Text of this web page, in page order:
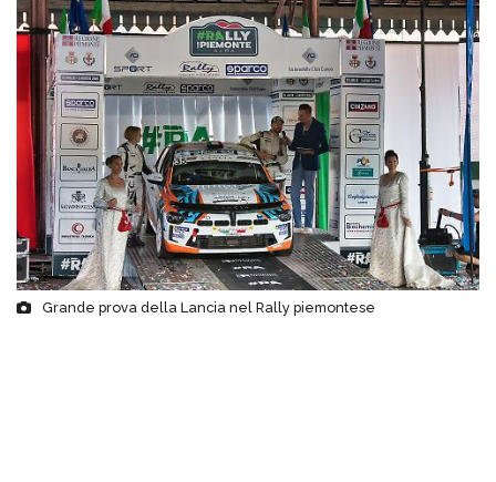
Grande prova della Lancia nel Rally piemontese